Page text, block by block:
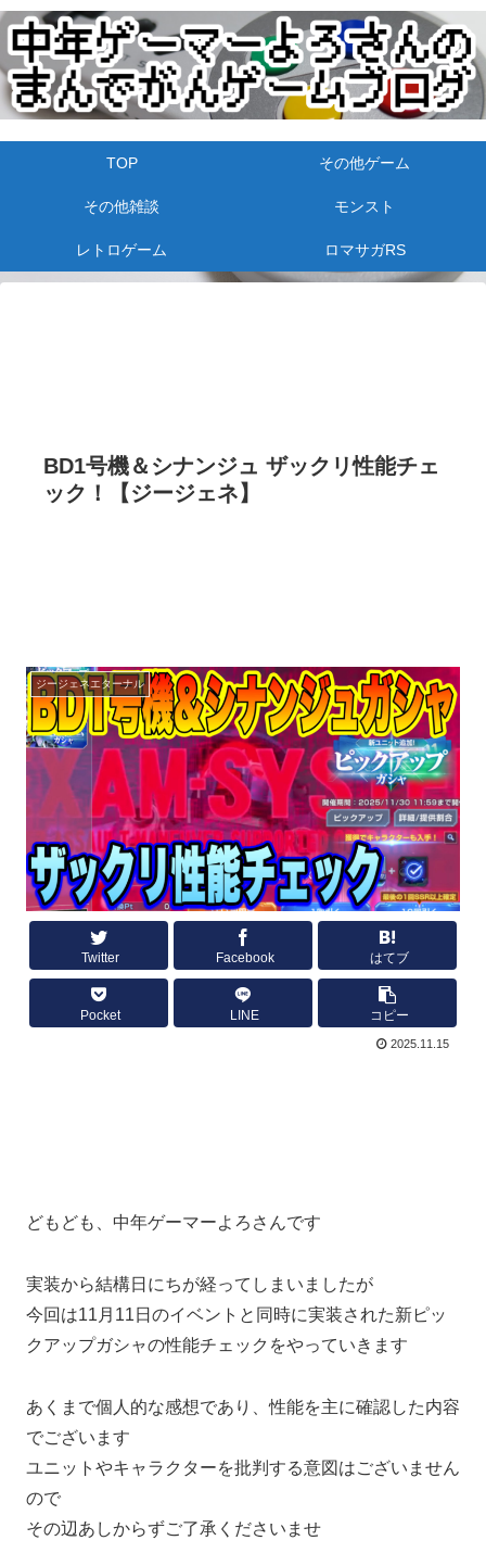
TOP その他ゲーム
その他雑談 モンスト
レトロゲーム ロマサガRS
BD1号機＆シナンジュ ザックリ性能チェ
ック！【ジージェネ】
ジージェネエターナル
Twitter Facebook はてブ
Pocket LINE コピー
2025.11.15
どもども、中年ゲーマーよろさんです
実装から結構日にちが経ってしまいましたが
今回は11月11日のイベントと同時に実装された新ピッ
クアップガシャの性能チェックをやっていきます
あくまで個人的な感想であり、性能を主に確認した内容
でございます
ユニットやキャラクターを批判する意図はございません
ので
その辺あしからずご了承くださいませ